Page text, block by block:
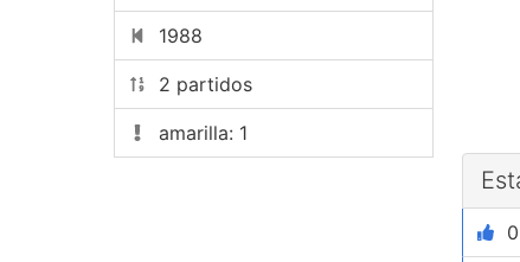
1988
2 partidos
amarilla: 1